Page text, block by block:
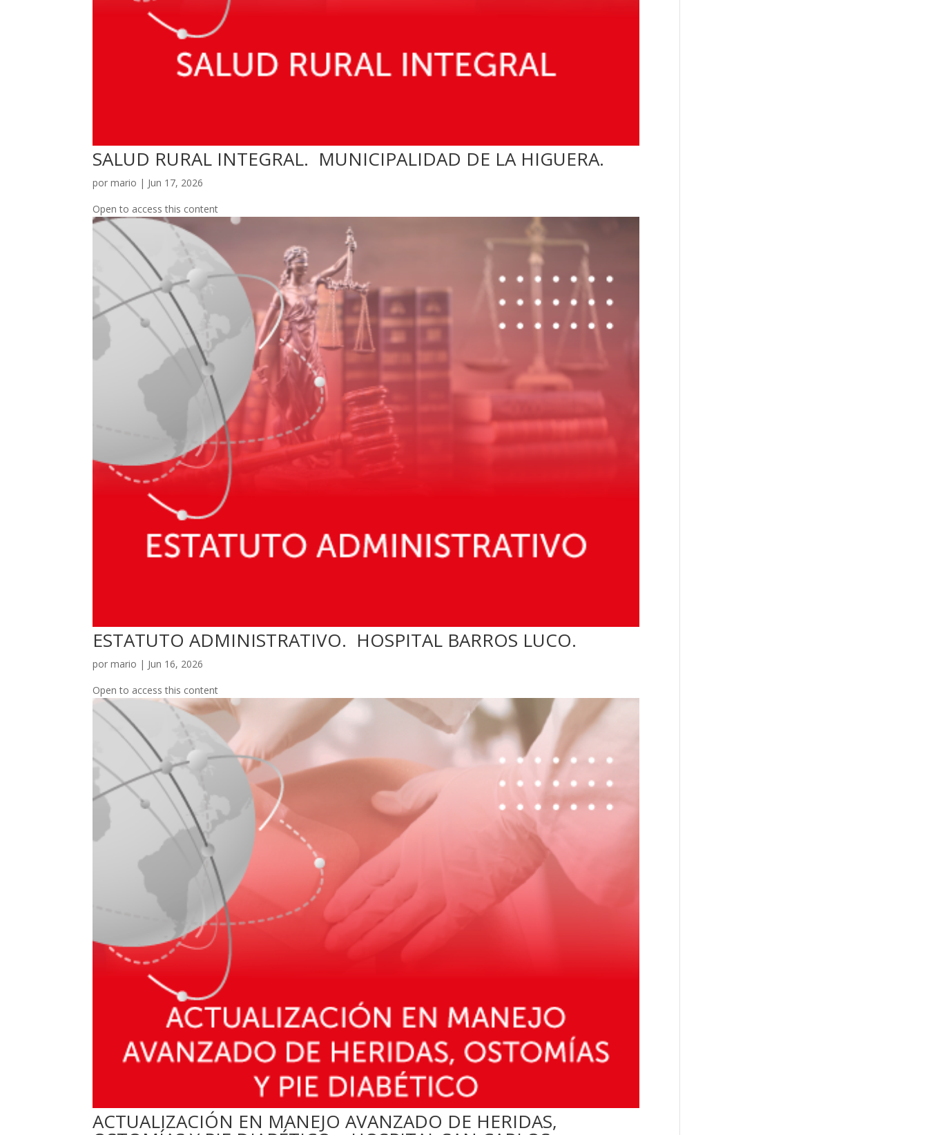
SALUD RURAL INTEGRAL. MUNICIPALIDAD DE LA HIGUERA.
pormario | Jun 17, 2026
Open to access this content
ESTATUTO ADMINISTRATIVO. HOSPITAL BARROS LUCO.
pormario | Jun 16, 2026
Open to access this content
ACTUALIZACIÓN EN MANEJO AVANZADO DE HERIDAS,